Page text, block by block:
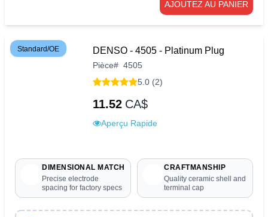
AJOUTEZ AU PANIER
Standard/OE DENSO - 4505 - Platinum Plug
Pièce# 4505
5.0 (2)
11.52 CA$
Aperçu Rapide
DIMENSIONAL MATCH
Precise electrode
spacing for factory specs
CRAFTMANSHIP
Quality ceramic shell and
terminal cap